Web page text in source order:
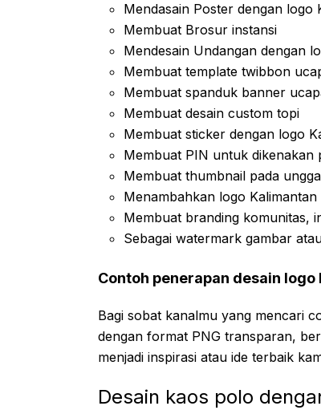
Mendasain Poster dengan logo
Membuat Brosur instansi
Mendesain Undangan dengan
Membuat template twibbon
Membuat spanduk banner
Membuat desain custom topi
Membuat sticker dengan logo
Membuat PIN untuk dikenakan
Membuat thumbnail pada
Menambahkan logo
Membuat branding komunitas,
Sebagai watermark gambar
Contoh penerapan desain
Bagi sobat kanalmu yang mencari
dengan format PNG transparan,
menjadi inspirasi atau ide terbaik
Desain kaos polo